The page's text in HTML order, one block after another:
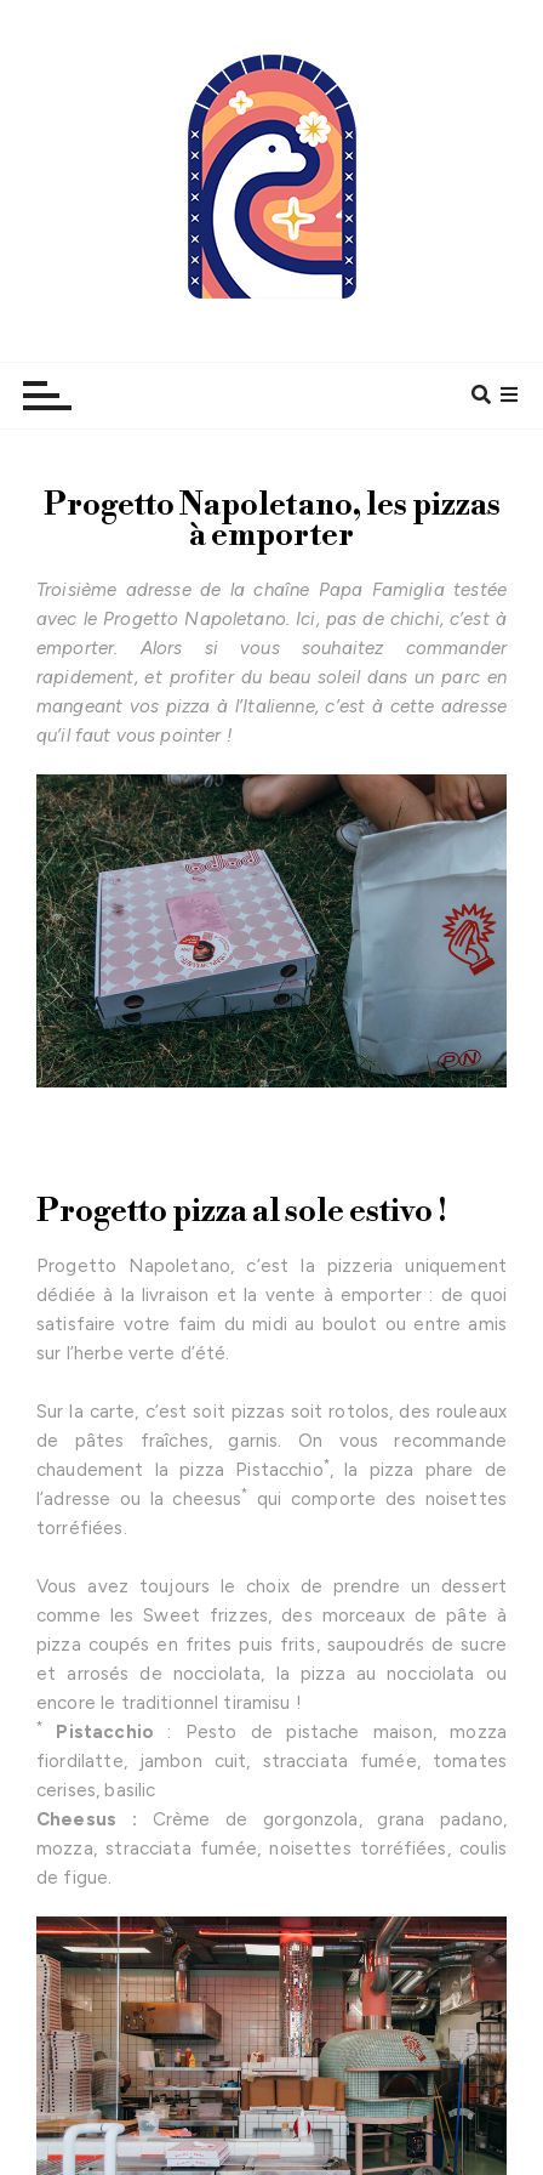
Progetto Napoletano, les pizzas
à emporter
Troisième adresse de la chaîne Papa Famiglia testée
avec le Progetto Napoletano. Ici, pas de chichi, c’est à
emporter. Alors si vous souhaitez commander
rapidement, et profiter du beau soleil dans un parc en
mangeant vos pizza à l’Italienne, c’est à cette adresse
qu’il faut vous pointer !
Progetto pizza al sole estivo !
Progetto Napoletano, c’est la pizzeria uniquement
dédiée à la livraison et la vente à emporter : de quoi
satisfaire votre faim du midi au boulot ou entre amis
sur l’herbe verte d’été.
Sur la carte, c’est soit pizzas soit rotolos, des rouleaux
de pâtes fraîches, garnis. On vous recommande
chaudement la pizza Pistacchio*, la pizza phare de
l’adresse ou la cheesus*
qui comporte des noisettes
torréfiées.
Vous avez toujours le choix de prendre un dessert
comme les Sweet frizzes, des morceaux de pâte à
pizza coupés en frites puis frits, saupoudrés de sucre
et arrosés de nocciolata, la pizza au nocciolata ou
encore le traditionnel tiramisu !
* Pistacchio : Pesto de pistache maison, mozza
fiordilatte, jambon cuit, stracciata fumée, tomates
cerises, basilic
Cheesus : Crème de gorgonzola, grana padano,
mozza, stracciata fumée, noisettes torréfiées, coulis
de figue.